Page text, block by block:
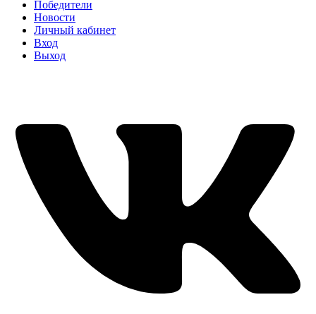
Победители
Новости
Личный кабинет
Вход
Выход